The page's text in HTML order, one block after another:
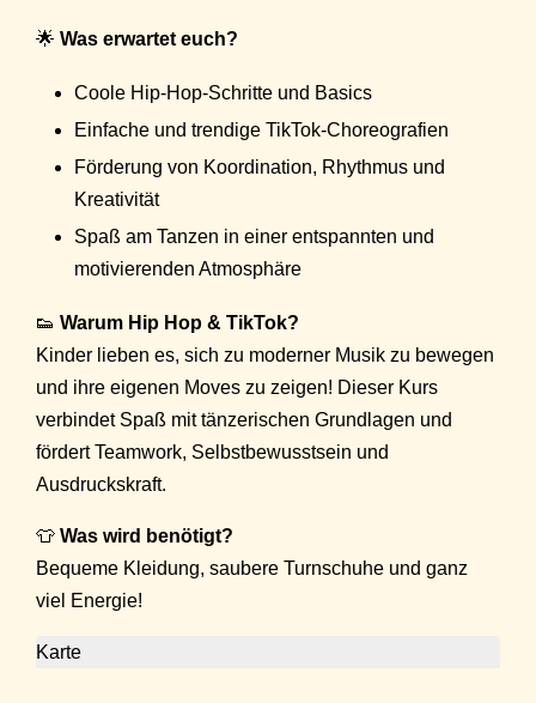
🌟 Was erwartet euch?
Coole Hip-Hop-Schritte und Basics
Einfache und trendige TikTok-Choreografien
Förderung von Koordination, Rhythmus und
Kreativität
Spaß am Tanzen in einer entspannten und
motivierenden Atmosphäre
👟 Warum Hip Hop & TikTok?
Kinder lieben es, sich zu moderner Musik zu bewegen
und ihre eigenen Moves zu zeigen! Dieser Kurs
verbindet Spaß mit tänzerischen Grundlagen und
fördert Teamwork, Selbstbewusstsein und
Ausdruckskraft.
👕 Was wird benötigt?
Bequeme Kleidung, saubere Turnschuhe und ganz
viel Energie!
Karte